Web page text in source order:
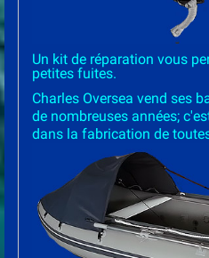
Un kit de réparation vous
petites fuites.
Charles Oversea vend ses
de nombreuses années;
dans la fabrication de